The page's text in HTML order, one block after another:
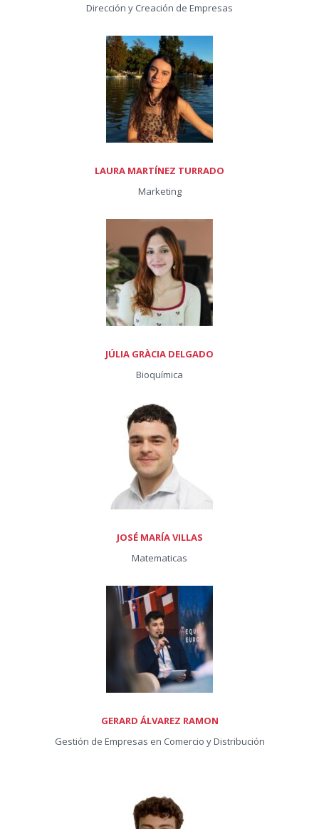
Dirección y Creación de Empresas
LAURA MARTÍNEZ TURRADO
Marketing
JÚLIA GRÀCIA DELGADO
Bioquímica
JOSÉ MARÍA VILLAS
Matematicas
GERARD ÁLVAREZ RAMON
Gestión de Empresas en Comercio y Distribución